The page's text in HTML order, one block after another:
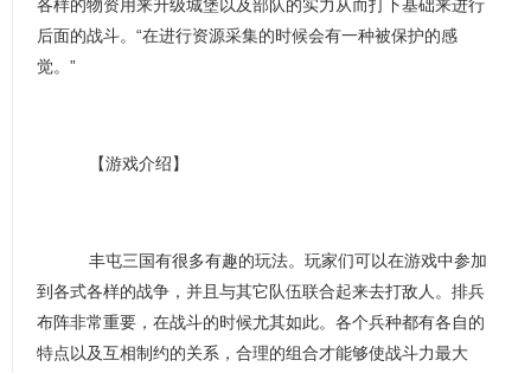
各样的物资用来升级城堡以及部队的实力从而打下基础来进行
后面的战斗。“在进行资源采集的时候会有一种被保护的感
觉。”
【游戏介绍】
丰屯三国有很多有趣的玩法。玩家们可以在游戏中参加
到各式各样的战争，并且与其它队伍联合起来去打敌人。排兵
布阵非常重要，在战斗的时候尤其如此。各个兵种都有各自的
特点以及互相制约的关系，合理的组合才能够使战斗力最大